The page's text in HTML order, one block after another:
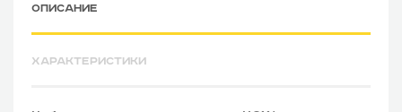
ОПИСАНИЕ
ХАРАКТЕРИСТИКИ